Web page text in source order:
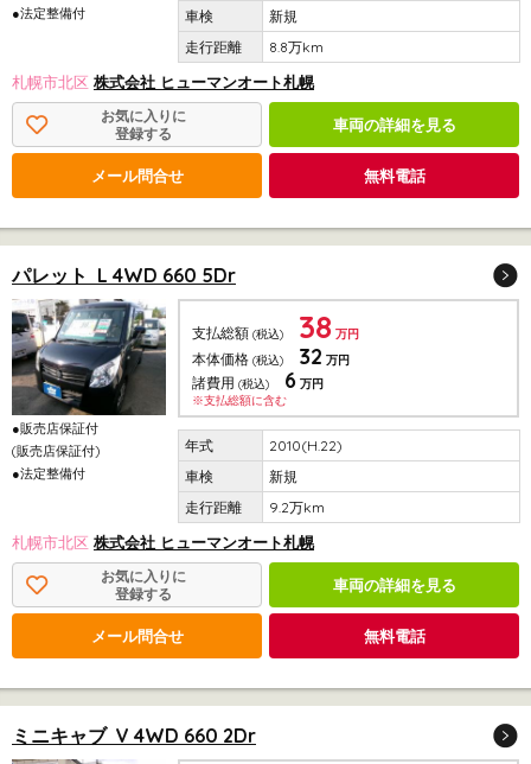
●法定整備付
新規
8.8万km
札幌市北区 株式会社 ヒューマンオート札幌
お気に入りに
登録する
車両の詳細を見る
メール問合せ 無料電話
パレット L 4WD 660 5Dr
●販売店保証付
(販売店保証付)
●法定整備付
支払総額 (税込) 38 万円
本体価格 (税込) 32 万円
諸費用 (税込) 6 万円
※支払総額に含む
2010(H.22)
新規
9.2万km
札幌市北区 株式会社 ヒューマンオート札幌
お気に入りに
登録する
車両の詳細を見る
メール問合せ 無料電話
ミニキャブ V 4WD 660 2Dr